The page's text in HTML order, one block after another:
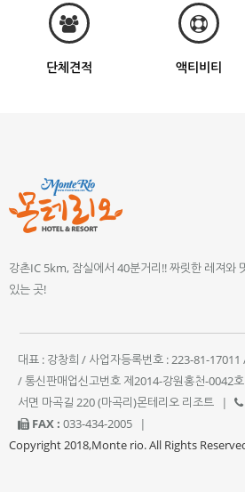
단체견적 액티비티
강촌IC 5km, 잠실에서 40분거리!! 짜릿한 레져와
있는 곳!
대표 : 강창희 / 사업자등록번호 : 223-81-
/ 통신판매업신고번호 제2014-강원홍천-0042호
서면 마곡길 220 (마곡리)몬테리오 리조트
|
FAX : 033-434-2005
|
Copyright 2018,Monte rio. All Rights